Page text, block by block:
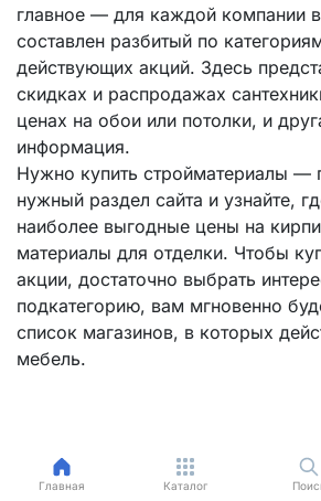
главное — для каждой компании в
составлен разбитый по
действующих акций. Здесь
скидках и распродажах
ценах на обои или потолки, и
информация.
Нужно купить стройматериалы —
нужный раздел сайта и узнайте,
наиболее выгодные цены на
материалы для отделки. Чтобы
акции, достаточно выбрать
подкатегорию, вам мгновенно
список магазинов, в которых
мебель.
Главная Каталог